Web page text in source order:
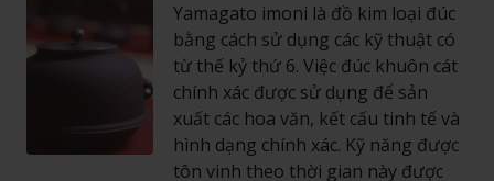
Yamagato imoni là đồ kim loại đúc
bằng cách sử dụng các kỹ thuật có
từ thế kỷ thứ 6. Việc đúc khuôn cát
chính xác được sử dụng để sản
xuất các hoa văn, kết cấu tinh tế và
hình dạng chính xác. Kỹ năng được
tôn vinh theo thời gian này được